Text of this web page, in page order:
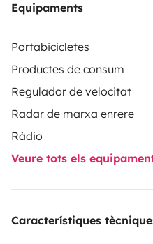
d'utilisation ou de sa
Bref ,tout est réuni pour s'
passer d'agréables
famille..
C'est un van 5 places 4
rajouter une tente à côté
Alors à très vite j'espère
Equipaments
Portabicicletes
Productes de consum
Regulador de velocitat
Radar de marxa enrere
Ràdio
Veure tots els
Característiques